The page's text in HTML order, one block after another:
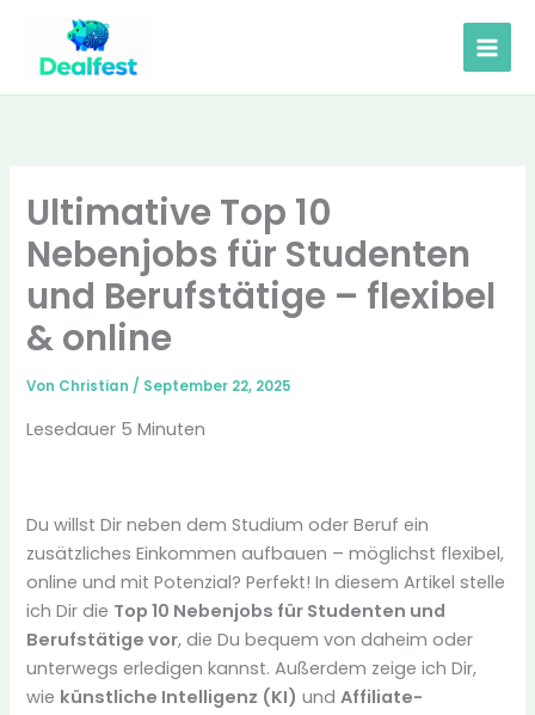
springen
Ultimative Top 10
Nebenjobs für Studenten
und Berufstätige – flexibel
& online
Von Christian/ September 22, 2025
Lesedauer 5 Minuten
Du willst Dir neben dem Studium oder Beruf ein
zusätzliches Einkommen aufbauen – möglichst flexibel,
online und mit Potenzial? Perfekt! In diesem Artikel stelle
ich Dir die Top 10 Nebenjobs für Studenten und
Berufstätige vor, die Du bequem von daheim oder
unterwegs erledigen kannst. Außerdem zeige ich Dir,
wie künstliche Intelligenz (KI) undAffiliate-